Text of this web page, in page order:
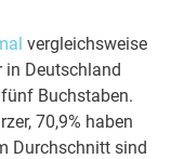
vergleichsweise
in Deutschland
Buchstaben.
70,9% haben
Durchschnitt sind